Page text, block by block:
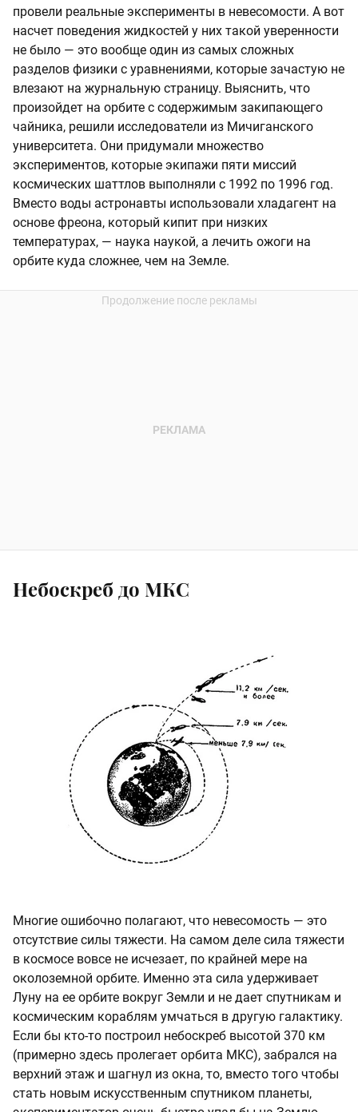
провели реальные эксперименты в невесомости. А вот
насчет поведения жидкостей у них такой уверенности
не было — это вообще один из самых сложных
разделов физики с уравнениями, которые зачастую не
влезают на журнальную страницу. Выяснить, что
произойдет на орбите с содержимым закипающего
чайника, решили исследователи из Мичиганского
университета. Они придумали множество
экспериментов, которые экипажи пяти миссий
космических шаттлов выполняли с 1992 по 1996 год.
Вместо воды астронавты использовали хладагент на
основе фреона, который кипит при низких
температурах, — наука наукой, а лечить ожоги на
орбите куда сложнее, чем на Земле.
Небоскреб до МКС
Многие ошибочно полагают, что невесомость — это
отсутствие силы тяжести. На самом деле сила тяжести
в космосе вовсе не исчезает, по крайней мере на
околоземной орбите. Именно эта сила удерживает
Луну на ее орбите вокруг Земли и не дает спутникам и
космическим кораблям умчаться в другую галактику.
Если бы кто-то построил небоскреб высотой 370 км
(примерно здесь пролегает орбита МКС), забрался на
верхний этаж и шагнул из окна, то, вместо того чтобы
стать новым искусственным спутником планеты,